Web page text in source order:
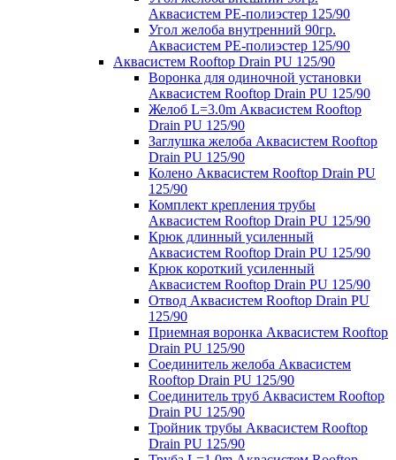
Аквасистем PE-полиэстер 125/90
Угол желоба внутренний 90гр.
Аквасистем PE-полиэстер 125/90
Аквасистем Rooftop Drain PU 125/90
Воронка для одиночной установки
Аквасистем Rooftop Drain PU 125/90
Желоб L=3.0m Аквасистем Rooftop
Drain PU 125/90
Заглушка желоба Аквасистем Rooftop
Drain PU 125/90
Колено Аквасистем Rooftop Drain PU
125/90
Комплект крепления трубы
Аквасистем Rooftop Drain PU 125/90
Крюк длинный усиленный
Аквасистем Rooftop Drain PU 125/90
Крюк короткий усиленный
Аквасистем Rooftop Drain PU 125/90
Отвод Аквасистем Rooftop Drain PU
125/90
Приемная воронка Аквасистем Rooftop
Drain PU 125/90
Соединитель желоба Аквасистем
Rooftop Drain PU 125/90
Соединитель труб Аквасистем Rooftop
Drain PU 125/90
Тройник трубы Аквасистем Rooftop
Drain PU 125/90